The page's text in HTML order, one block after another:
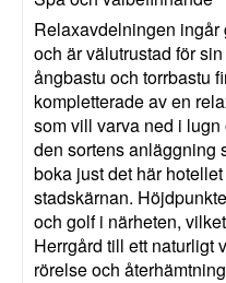
Relaxavdelningen ingår
och är välutrustad för
ångbastu och torrbastu
kompletterade av en
som vill varva ned i
den sortens anläggning
boka just det här
stadskärnan.
och golf i närheten,
Herrgård till ett naturligt
rörelse och